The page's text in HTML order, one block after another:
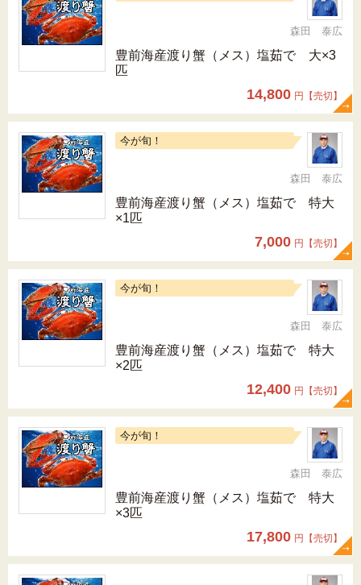
森田 泰広
豊前海産渡り蟹（メス）塩茹で 大×3
匹
14,800 円【売切】
今が旬！
森田 泰広
豊前海産渡り蟹（メス）塩茹で 特大
×1匹
7,000 円【売切】
今が旬！
森田 泰広
豊前海産渡り蟹（メス）塩茹で 特大
×2匹
12,400 円【売切】
今が旬！
森田 泰広
豊前海産渡り蟹（メス）塩茹で 特大
×3匹
17,800 円【売切】